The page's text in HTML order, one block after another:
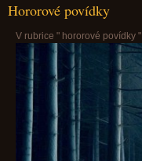
Hororové povídky
V rubrice " hororové povídky